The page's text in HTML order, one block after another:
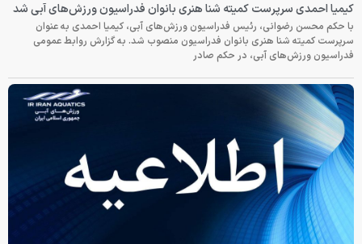
کیمیا احمدی سرپرست کمیته شنا هنری بانوان فدراسیون ورزش‌های آبی شد
با حکم محسن رضوانی، رئیس فدراسیون ورزش‌های آبی، کیمیا احمدی به عنوان
سرپرست کمیته شنا هنری بانوان فدراسیون منصوب شد. به گزارش روابط عمومی
فدراسیون ورزش‌های آبی، در حکم صادر